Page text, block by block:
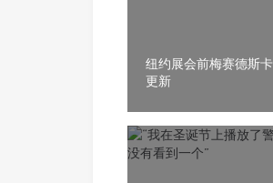
纽约展会前梅赛德斯
更新